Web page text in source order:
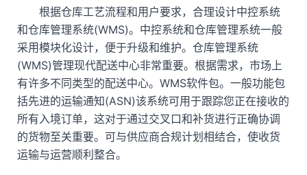
根据仓库工艺流程和用户要求，合理设计中控系统
和仓库管理系统(WMS)。中控系统和仓库管理系统一般
采用模块化设计，便于升级和维护。仓库管理系统
(WMS)管理现代配送中心非常重要。根据需求，市场上
有许多不同类型的配送中心。WMS软件包。一般功能包
括先进的运输通知(ASN)该系统可用于跟踪您正在接收的
所有入境订单，这对于通过交叉口和补货进行正确协调
的货物至关重要。可与供应商合规计划相结合，使收货
运输与运营顺利整合。